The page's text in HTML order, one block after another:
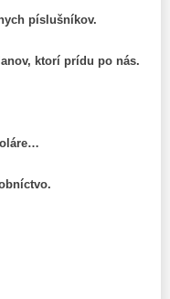
píslušníkov.
ktorí prídu po nás.